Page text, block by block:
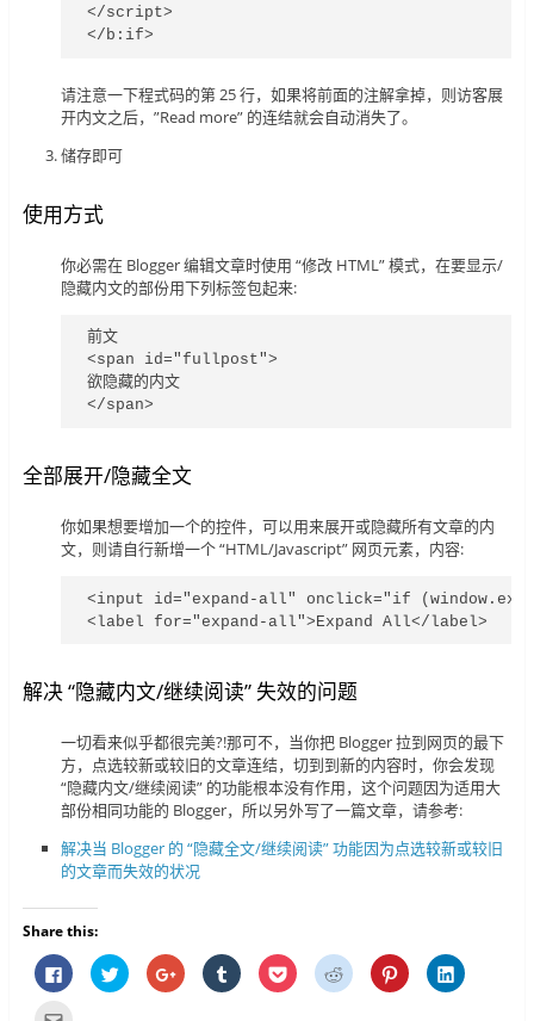
</script>
</b:if>
请注意一下程式码的第 25 行，如果将前面的注解拿掉，则访客展
开内文之后，”Read more” 的连结就会自动消失了。
储存即可
使用方式
你必需在 Blogger 编辑文章时使用 “修改 HTML” 模式，在要显示/
隐藏内文的部份用下列标签包起来:
前文
<span id="fullpost">
欲隐藏的内文
</span>
全部展开/隐藏全文
你如果想要增加一个的控件，可以用来展开或隐藏所有文章的内
文，则请自行新增一个 “HTML/Javascript” 网页元素，内容:
<input id="expand-all" onclick="if
<label for="expand-all">Expand All</label>
解决 “隐藏内文/继续阅读” 失效的问题
一切看来似乎都很完美?!那可不，当你把 Blogger 拉到网页的最下
方，点选较新或较旧的文章连结，切到到新的内容时，你会发现
“隐藏内文/继续阅读” 的功能根本没有作用，这个问题因为适用大
部份相同功能的 Blogger，所以另外写了一篇文章，请参考:
解决当 Blogger 的 “隐藏全文/继续阅读” 功能因为点选较新或较旧
的文章而失效的状况
Share this:
按
一
分
享
按
一
分
享
分
享
分
享
分
享
分
享